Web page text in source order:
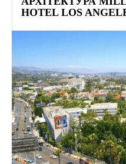
HOTEL LOS